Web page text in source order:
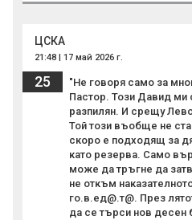
ЦСКА
21:48 | 17 май 2026 г.
25
"Не говоря само за
Пастор. Този Давид ми
разпилян. И срещу
Той този въобще не
скоро е подходящ за
като резерва. Само
може да тръгне да
не откъм
го.в.ед@.т@. През
да се търси нов десен